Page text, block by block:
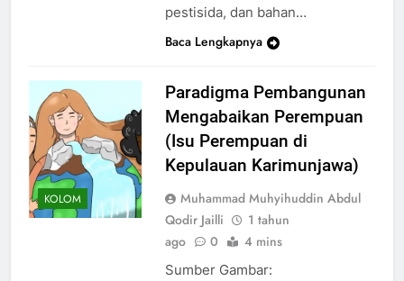
pestisida, dan bahan…
Baca Lengkapnya
KOLOM
Paradigma Pembangunan
Mengabaikan Perempuan
(Isu Perempuan di
Kepulauan Karimunjawa)
Muhammad Muhyihuddin Abdul
Qodir Jailli
1 tahun
ago
0 4 mins
Sumber Gambar: